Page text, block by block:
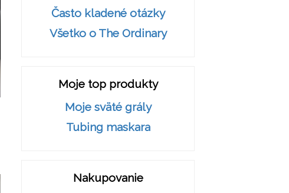
Často kladené otázky
Všetko o The Ordinary
Moje top produkty
Moje sväté grály
Tubing maskara
Nakupovanie